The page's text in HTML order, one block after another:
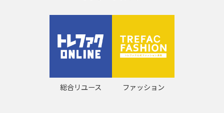
総合リユース ファッション